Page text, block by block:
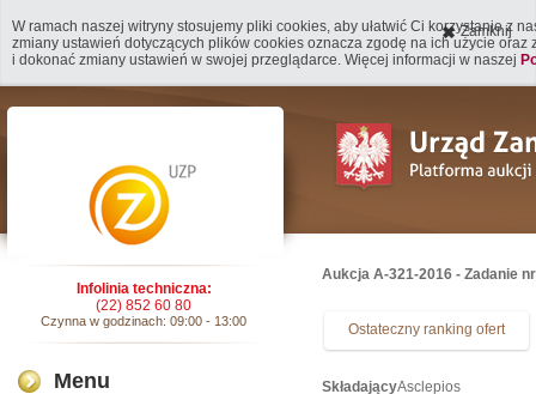
W ramach naszej witryny stosujemy pliki cookies, aby ułatwić Ci korzystanie z
zmiany ustawień dotyczących plików cookies oznacza zgodę na ich użycie
i dokonać zmiany ustawień w swojej przeglądarce. Więcej informacji w naszej
Zamknij
Aukcja A-321-2016 - Zadanie
Ostateczny ranking ofert
SkładającyAsclepios
Infolinia techniczna:
(22) 852 60 80
Czynna w godzinach: 09:00 - 13:00
Menu